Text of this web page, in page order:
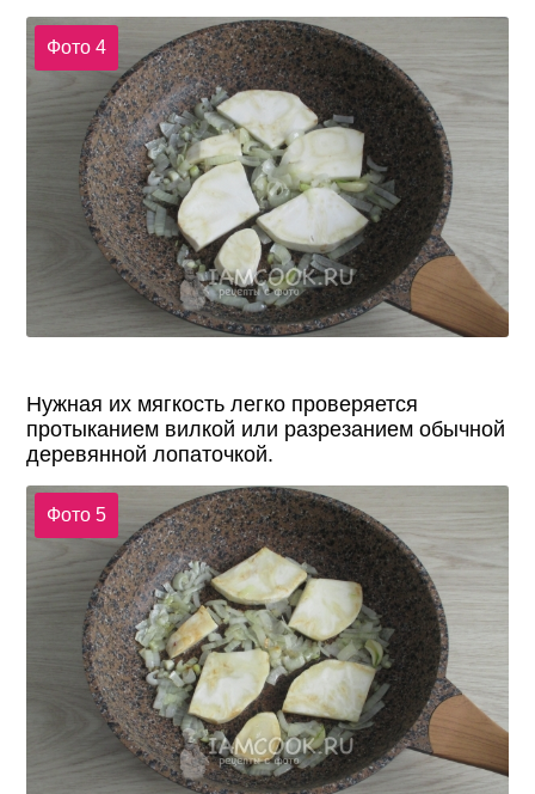
Фото 4
Нужная их мягкость легко проверяется
протыканием вилкой или разрезанием обычной
деревянной лопаточкой.
Фото 5